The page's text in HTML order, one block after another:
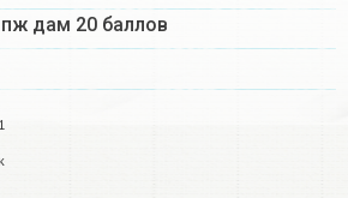
дам 20 баллов